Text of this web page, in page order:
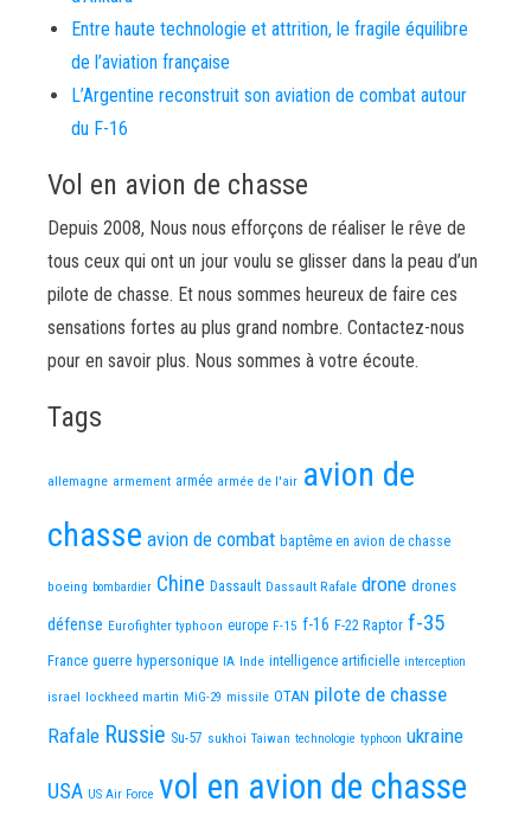
Entre haute technologie et attrition, le fragile équilibre
de l’aviation française
L’Argentine reconstruit son aviation de combat autour
du F-16
Vol en avion de chasse
Depuis 2008, Nous nous efforçons de réaliser le rêve de
tous ceux qui ont un jour voulu se glisser dans la peau d’un
pilote de chasse. Et nous sommes heureux de faire ces
sensations fortes au plus grand nombre. Contactez-nous
pour en savoir plus. Nous sommes à votre écoute.
Tags
allemagne armement armée armée de l'air avion de
chasse avion de combat baptême en avion de chasse
boeing bombardier Chine Dassault Dassault Rafale drone drones
défense Eurofighter typhoon europe F-15 f-16 F-22 Raptor f-35
France guerre hypersonique IA Inde intelligence artificielle interception
israel lockheed martin MiG-29 missile OTAN pilote de chasse
Rafale Russie Su-57 sukhoi Taiwan technologie typhoon ukraine
USA US Air Force vol en avion de chasse